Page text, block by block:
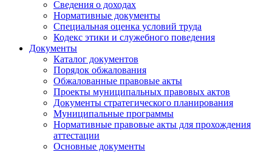
Сведения о доходах
Нормативные документы
Специальная оценка условий труда
Кодекс этики и служебного поведения
Документы
Каталог документов
Порядок обжалования
Обжалованные правовые акты
Проекты муниципальных правовых актов
Документы стратегического планирования
Муниципальные программы
Нормативные правовые акты для прохождения
аттестации
Основные документы